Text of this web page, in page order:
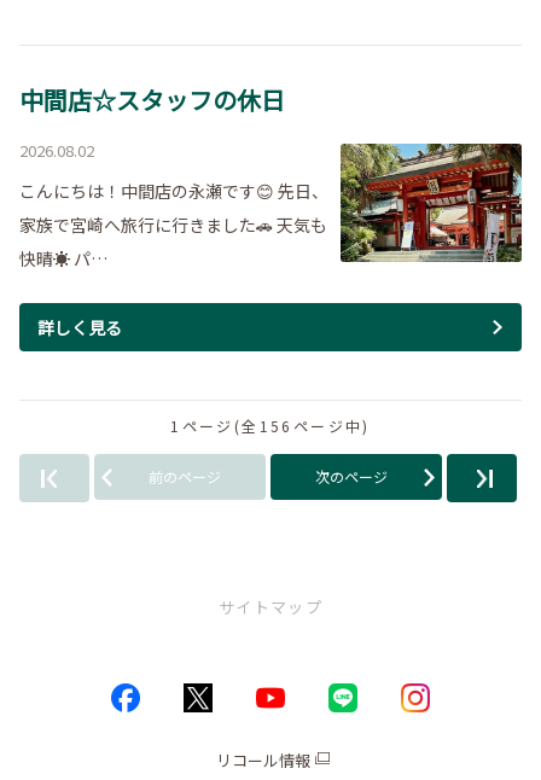
中間店☆スタッフの休日
2026.08.02
こんにちは！中間店の永瀬です😊 先日、
家族で宮崎へ旅行に行きました🚗 天気も
快晴☀️ パ…
詳しく見る
1ページ(全156ページ中)
前のページ 次のページ
サイトマップ
リコール情報